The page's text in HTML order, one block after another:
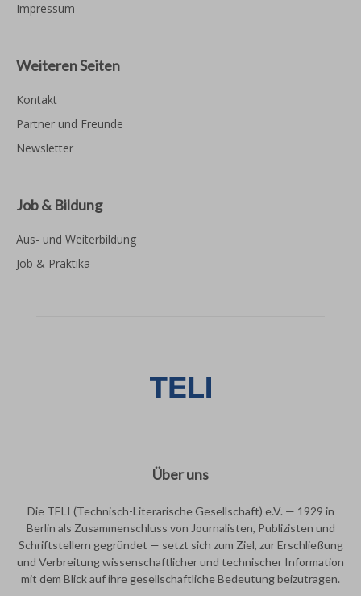
Impressum
Weiteren Seiten
Kontakt
Partner und Freunde
Newsletter
Job & Bildung
Aus- und Weiterbildung
Job & Praktika
Über uns
Die TELI (Technisch-Literarische Gesellschaft) e.V. — 1929 in
Berlin als Zusammenschluss von Journalisten, Publizisten und
Schriftstellern gegründet — setzt sich zum Ziel, zur Erschließung
und Verbreitung wissenschaftlicher und technischer Information
mit dem Blick auf ihre gesellschaftliche Bedeutung beizutragen.